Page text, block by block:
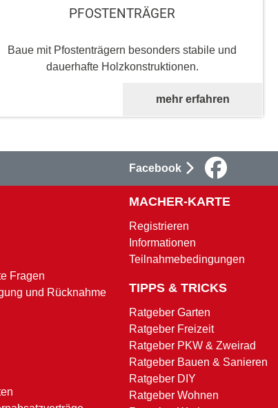
PFOSTENTRÄGER
Baue mit Pfostenträgern besonders stabile und
dauerhafte Holzkonstruktionen.
mehr erfahren
Facebook
Fragen
und Rücknahme
MACHER-KARTE
Registrieren
Informationen
Teilnahmebedingungen
TIPPS & TRICKS
Ratgeber Garten
Ratgeber Freizeit
Ratgeber PKW & Zweirad
Ratgeber Bauen & Sanieren
Ratgeber DIY
Ratgeber Wohnen